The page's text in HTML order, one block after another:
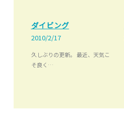
ダイビング
2010/2/17
久しぶりの更新。 最近、天気こ
そ良く…